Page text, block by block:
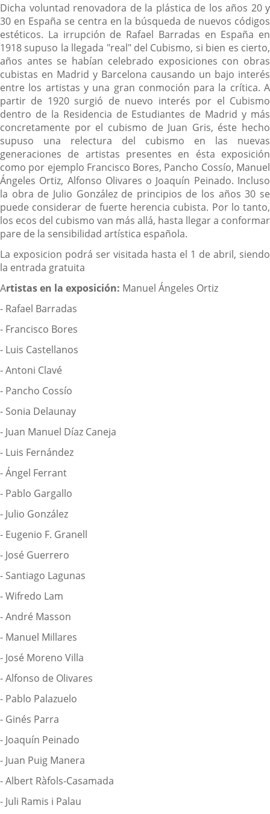
Dicha voluntad renovadora de la plástica de los años 20 y
30 en España se centra en la búsqueda de nuevos códigos
estéticos. La irrupción de Rafael Barradas en España en
1918 supuso la llegada "real" del Cubismo, si bien es cierto,
años antes se habían celebrado exposiciones con obras
cubistas en Madrid y Barcelona causando un bajo interés
entre los artistas y una gran conmoción para la crítica. A
partir de 1920 surgió de nuevo interés por el Cubismo
dentro de la Residencia de Estudiantes de Madrid y más
concretamente por el cubismo de Juan Gris, éste hecho
supuso una relectura del cubismo en las nuevas
generaciones de artistas presentes en ésta exposición
como por ejemplo Francisco Bores, Pancho Cossío, Manuel
Ángeles Ortiz, Alfonso Olivares o Joaquín Peinado. Incluso
la obra de Julio González de principios de los años 30 se
puede considerar de fuerte herencia cubista. Por lo tanto,
los ecos del cubismo van más allá, hasta llegar a conformar
pare de la sensibilidad artística española.
La exposicion podrá ser visitada hasta el 1 de abril, siendo
la entrada gratuita
Artistas en la exposición: Manuel Ángeles Ortiz
- Rafael Barradas
- Francisco Bores
- Luis Castellanos
- Antoni Clavé
- Pancho Cossío
- Sonia Delaunay
- Juan Manuel Díaz Caneja
- Luis Fernández
- Ángel Ferrant
- Pablo Gargallo
- Julio González
- Eugenio F. Granell
- José Guerrero
- Santiago Lagunas
- Wifredo Lam
- André Masson
- Manuel Millares
- José Moreno Villa
- Alfonso de Olivares
- Pablo Palazuelo
- Ginés Parra
- Joaquín Peinado
- Juan Puig Manera
- Albert Ràfols-Casamada
- Juli Ramis i Palau